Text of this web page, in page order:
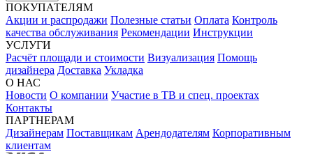
ПОКУПАТЕЛЯМ
Акции и распродажи Полезные статьи Оплата Контроль
качества обслуживания Рекомендации Инструкции
УСЛУГИ
Расчёт площади и стоимости Визуализация Помощь
дизайнера Доставка Укладка
О НАС
Новости О компании Участие в ТВ и спец. проектах
Контакты
ПАРТНЕРАМ
Дизайнерам Поставщикам Арендодателям Корпоративным
клиентам